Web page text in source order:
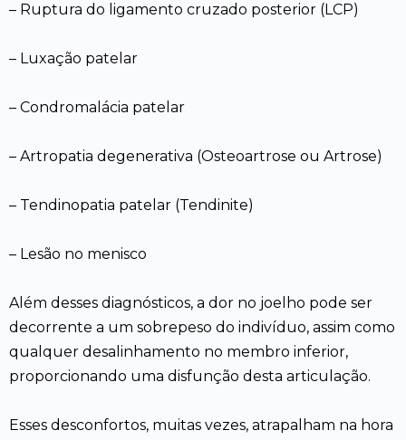
– Ruptura do ligamento cruzado posterior (LCP)
– Luxação patelar
– Condromalácia patelar
– Artropatia degenerativa (Osteoartrose ou Artrose)
– Tendinopatia patelar (Tendinite)
– Lesão no menisco
Além desses diagnósticos, a dor no joelho pode ser
decorrente a um sobrepeso do indivíduo, assim como
qualquer desalinhamento no membro inferior,
proporcionando uma disfunção desta articulação.
Esses desconfortos, muitas vezes, atrapalham na hora